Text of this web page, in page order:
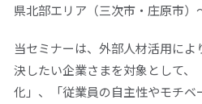
県北部エリア（三次市・庄原市）
当セミナーは、外部人材活用に
決したい企業さまを対象として、
化」、「従業員の自主性やモチ